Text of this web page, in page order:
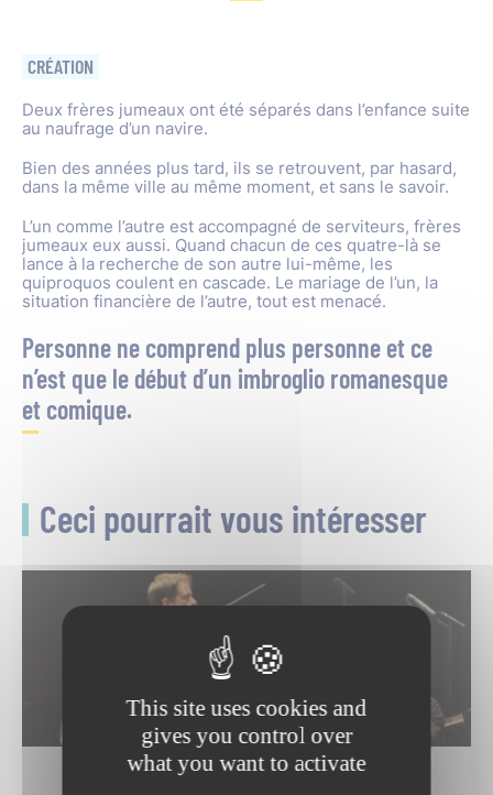
CRÉATION
Deux frères jumeaux ont été séparés dans l’enfance suite
au naufrage d’un navire.
Bien des années plus tard, ils se retrouvent, par hasard,
dans la même ville au même moment, et sans le savoir.
L’un comme l’autre est accompagné de serviteurs, frères
jumeaux eux aussi. Quand chacun de ces quatre-là se
lance à la recherche de son autre lui-même, les
quiproquos coulent en cascade. Le mariage de l’un, la
situation financière de l’autre, tout est menacé.
Personne ne comprend plus personne et ce
n’est que le début d’un imbroglio romanesque
et comique.
Ceci pourrait vous intéresser
05
SEP.
This site uses cookies and
gives you control over
what you want to activate